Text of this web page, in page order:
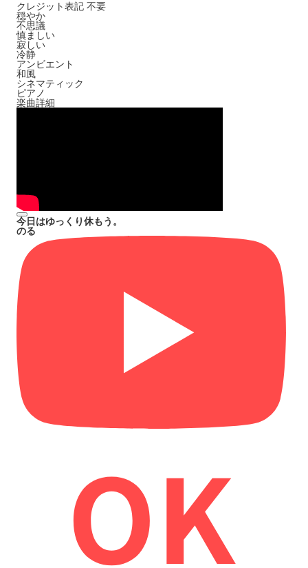
クレジット表記 不要
穏やか
不思議
慎ましい
寂しい
冷静
アンビエント
和風
シネマティック
ピアノ
楽曲詳細
今日はゆっくり休もう。
のる